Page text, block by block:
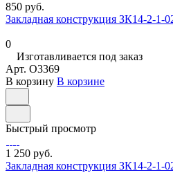
850 руб.
Закладная конструкция ЗК14-2-1-
0
Изготавливается под заказ
Арт. O3369
В корзину В корзине
Быстрый просмотр
1 250 руб.
Закладная конструкция ЗК14-2-1-